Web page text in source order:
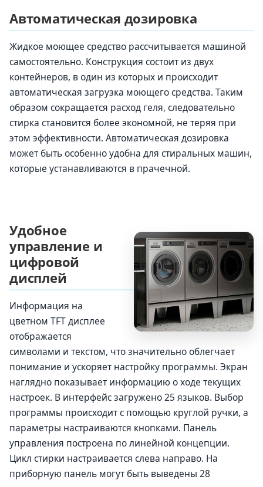
Автоматическая дозировка
Жидкое моющее средство рассчитывается машиной
самостоятельно. Конструкция состоит из двух
контейнеров, в один из которых и происходит
автоматическая загрузка моющего средства. Таким
образом сокращается расход геля, следовательно
стирка становится более экономной, не теряя при
этом эффективности. Автоматическая дозировка
может быть особенно удобна для стиральных машин,
которые устанавливаются в прачечной.
Удобное
управление и
цифровой
дисплей
Информация на
цветном TFT дисплее
отображается
символами и текстом, что значительно облегчает
понимание и ускоряет настройку программы. Экран
наглядно показывает информацию о ходе текущих
настроек. В интерфейс загружено 25 языков. Выбор
программы происходит с помощью круглой ручки, а
параметры настраиваются кнопками. Панель
управления построена по линейной концепции.
Цикл стирки настраивается слева направо. На
приборную панель могут быть выведены 28